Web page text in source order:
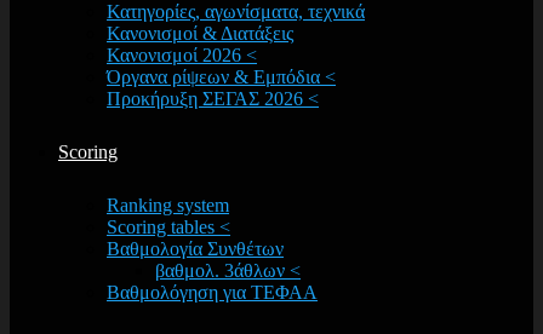
Κατηγορίες, αγωνίσματα, τεχνικά
Κανονισμοί & Διατάξεις
Κανονισμοί 2026 <
Όργανα ρίψεων & Εμπόδια <
Προκήρυξη ΣΕΓΑΣ 2026 <
Scoring
Ranking system
Scoring tables <
Βαθμολογία Συνθέτων
βαθμολ. 3άθλων <
Βαθμολόγηση για ΤΕΦΑΑ